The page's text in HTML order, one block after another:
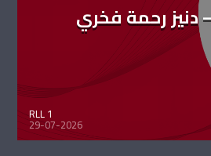
دنيز رحمة فخري
RLL 1
29-07-2026